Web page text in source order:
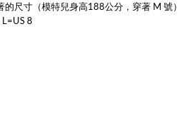
的尺寸 （模特兒身高188公分，穿著 M 號）
L=US 8